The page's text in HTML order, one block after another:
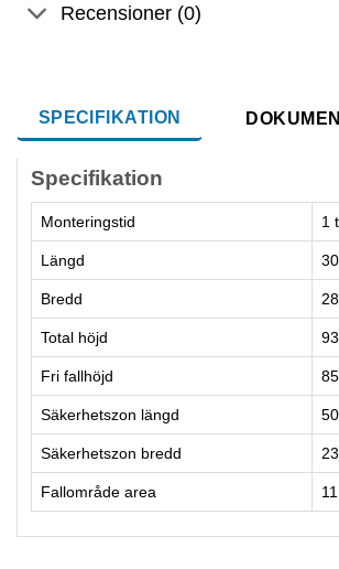
Recensioner (0)
SPECIFIKATION
Specifikation
Monteringstid 1
Längd
Bredd
Total höjd
Fri fallhöjd
Säkerhetszon längd
Säkerhetszon bredd
Fallområde area